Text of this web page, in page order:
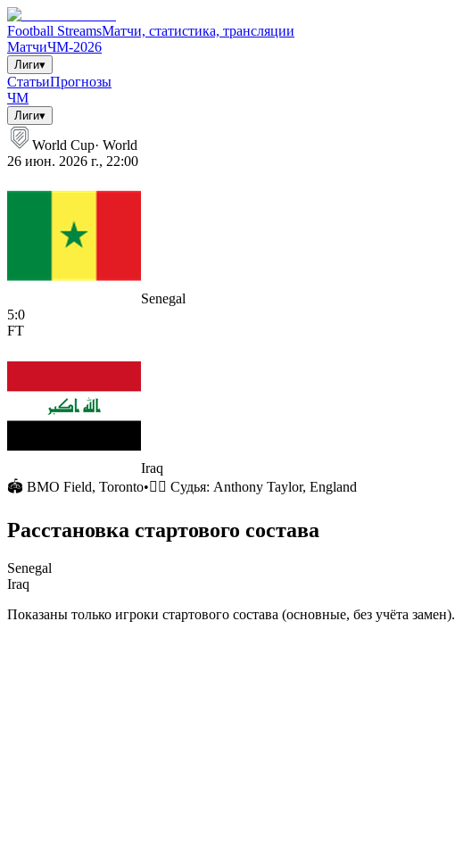
Football StreamsМатчи, статистика, трансляции
МатчиЧМ-2026
Лиги▾
СтатьиПрогнозы
ЧМ
Лиги▾
World Cup· World
26 июн. 2026 г., 22:00
Senegal
5:0
FT
Iraq
🏟 BMO Field, Toronto•🧑‍⚖️ Судья: Anthony Taylor, England
Расстановка стартового состава
Senegal
Iraq
Показаны только игроки стартового состава (основные, без учёта замен).